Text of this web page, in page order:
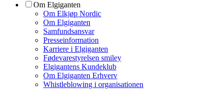
Om Elgiganten
Om Elkjøp Nordic
Om Elgiganten
Samfundsansvar
Presseinformation
Karriere i Elgiganten
Fødevarestyrelsen smiley
Elgigantens Kundeklub
Om Elgiganten Erhverv
Whistleblowing i organisationen